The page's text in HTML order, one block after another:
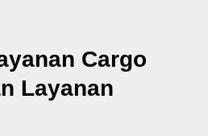
Cargo
Layanan